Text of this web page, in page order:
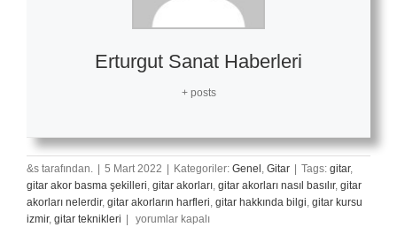
Erturgut Sanat Haberleri
+ posts
&s tarafından. | 5 Mart 2022 | Kategoriler: Genel Gitar | Tags: gitar,
gitar akor basma şekilleri gitar akorları gitar akorları nasıl basılır, gitar
akorları nelerdir, gitar akorların harfleri gitar hakkında bilgi gitar kursu
izmir, gitar teknikleri |
Sarı
yorumlar kapalı